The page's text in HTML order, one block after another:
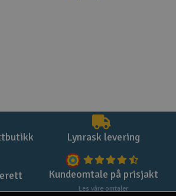
Lynrask levering
Kundeomtale på prisjakt
Les våre omtaler